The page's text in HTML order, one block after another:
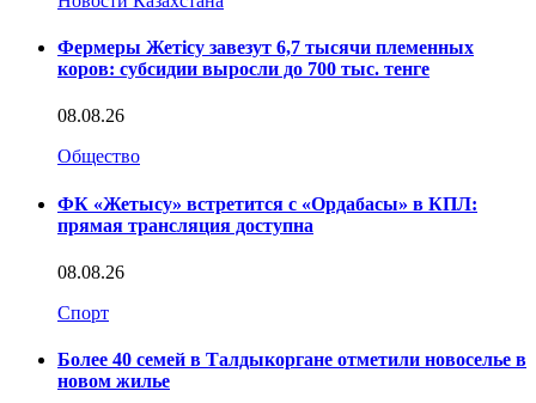
Фермеры Жетісу завезут 6,7 тысячи племенных
коров: субсидии выросли до 700 тыс. тенге
08.08.26
Общество
ФК «Жетысу» встретится с «Ордабасы» в КПЛ:
прямая трансляция доступна
08.08.26
Спорт
Более 40 семей в Талдыкоргане отметили новоселье в
новом жилье